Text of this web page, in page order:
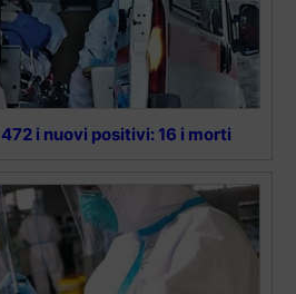
i nuovi positivi: 16 i morti